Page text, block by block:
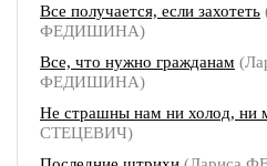
Все получается, если захотеть
ФЕДИШИНА)
Все, что нужно гражданам
ФЕДИШИНА)
Не страшны нам ни холод, ни
СТЕЦЕВИЧ)